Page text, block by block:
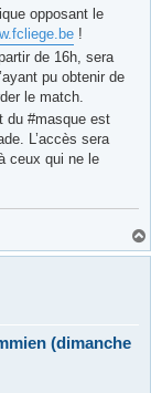
opposant le
!
de 16h, sera
pu obtenir de
le match.
du #masque est
L’accès sera
ceux qui ne le
(dimanche